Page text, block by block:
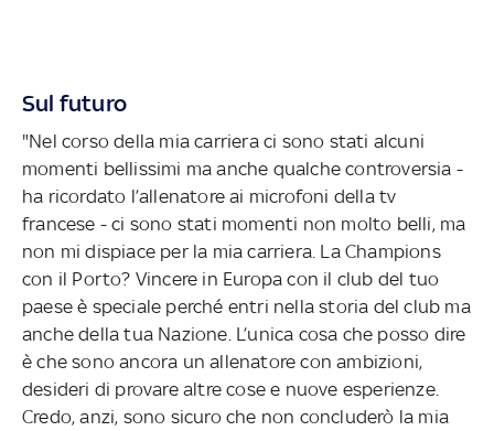
Sul futuro
"Nel corso della mia carriera ci sono stati alcuni
momenti bellissimi ma anche qualche controversia -
ha ricordato l’allenatore ai microfoni della tv
francese - ci sono stati momenti non molto belli, ma
non mi dispiace per la mia carriera. La Champions
con il Porto? Vincere in Europa con il club del tuo
paese è speciale perché entri nella storia del club ma
anche della tua Nazione. L’unica cosa che posso dire
è che sono ancora un allenatore con ambizioni,
desideri di provare altre cose e nuove esperienze.
Credo, anzi, sono sicuro che non concluderò la mia